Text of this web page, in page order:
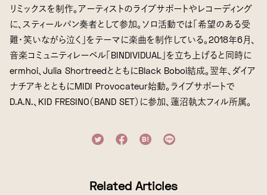
リミックスを制作。アーティストのライブサポートやレコーディング
に、スティールパン奏者として参加。ソロ活動では「希望のある受
難・笑いながら泣く」をテーマに楽曲を制作している。2018年6月、
音楽コミュニティレーベル「BINDIVIDUAL」を立ち上げると同時に
ermhoi、Julia ShortreedとともにBlack Boboi結成。翌年、ダイア
ナチアキとともにMIDI Provocateur始動。ライブサポートで
D.A.N.、KID FRESINO（BAND SET）に参加、蓮沼執太フィル所属。
Related Articles